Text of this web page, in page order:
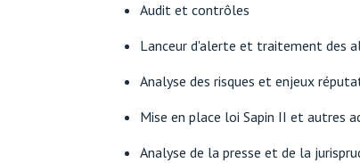
Audit et contrôles
Lanceur d'alerte et traitement des
Analyse des risques et enjeux
Mise en place loi Sapin II et autres
Analyse de la presse et de la